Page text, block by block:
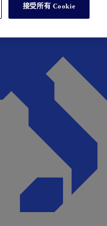
接受所有 Cookie